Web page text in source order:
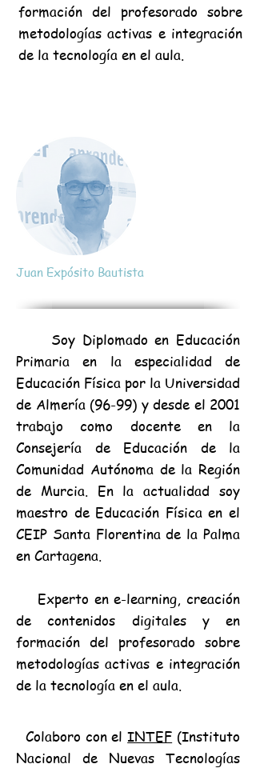
formación del profesorado sobre
metodologías activas e integración
de la tecnología en el aula.
Juan Expósito Bautista
Soy Diplomado en Educación
Primaria en la especialidad de
Educación Física por la Universidad
de Almería (96-99) y desde el 2001
trabajo como docente en la
Consejería de Educación de la
Comunidad Autónoma de la Región
de Murcia. En laactualidad soy
maestro deEducación Física en el
CEIP Santa Florentina de la Palma
en Cartagena.
Experto en e-learning, creación
de contenidos digitales y en
formación del profesorado sobre
metodologías activas e integración
de la tecnología en el aula.
Colaboro con elINTEF (Instituto
Nacional de Nuevas Tecnologías